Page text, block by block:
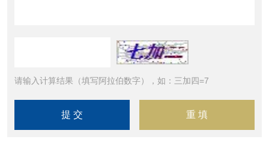
请输入计算结果（填写阿拉伯数字），如：三加四=7